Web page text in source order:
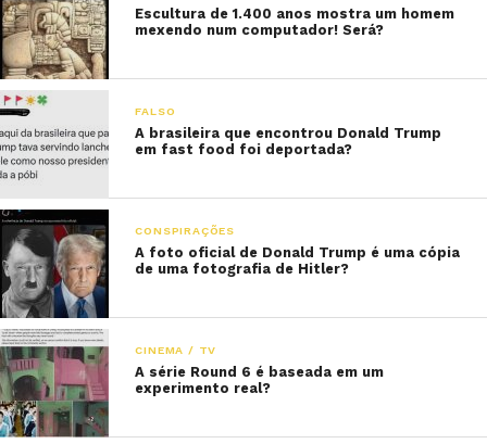
Escultura de 1.400 anos mostra um homem
mexendo num computador! Será?
FALSO
A brasileira que encontrou Donald Trump
em fast food foi deportada?
CONSPIRAÇÕES
A foto oficial de Donald Trump é uma cópia
de uma fotografia de Hitler?
CINEMA / TV
A série Round 6 é baseada em um
experimento real?